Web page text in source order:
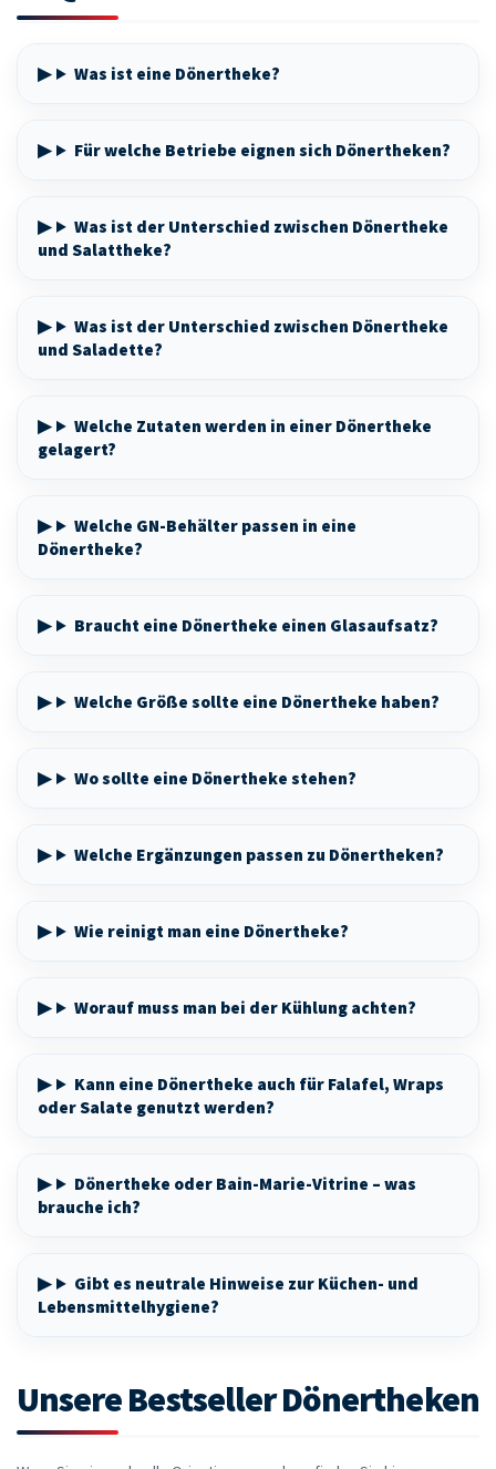
Was ist eine Dönertheke?
Für welche Betriebe eignen sich Dönertheken?
Was ist der Unterschied zwischen Dönertheke
und Salattheke?
Was ist der Unterschied zwischen Dönertheke
und Saladette?
Welche Zutaten werden in einer Dönertheke
gelagert?
Welche GN-Behälter passen in eine
Dönertheke?
Braucht eine Dönertheke einen Glasaufsatz?
Welche Größe sollte eine Dönertheke haben?
Wo sollte eine Dönertheke stehen?
Welche Ergänzungen passen zu Dönertheken?
Wie reinigt man eine Dönertheke?
Worauf muss man bei der Kühlung achten?
Kann eine Dönertheke auch für Falafel, Wraps
oder Salate genutzt werden?
Dönertheke oder Bain-Marie-Vitrine – was
brauche ich?
Gibt es neutrale Hinweise zur Küchen- und
Lebensmittelhygiene?
Unsere Bestseller Dönertheken